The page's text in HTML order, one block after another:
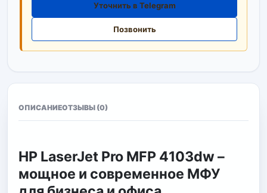
Уточнить в Telegram
Позвонить
ОПИСАНИЕОТЗЫВЫ (0)
HP LaserJet Pro MFP 4103dw –
мощное и современное МФУ